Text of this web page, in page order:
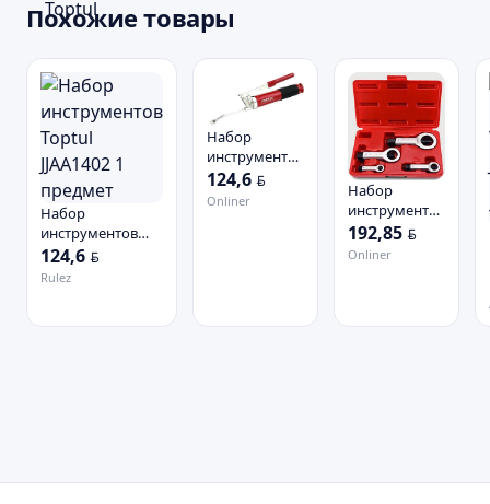
Похожие товары
Набор
инструментов
Toptul JJAA1402 1
предмет
124,6 BYN
Rulez
Набор
инструментов
Toptul
JJAA1402 1
124,6 BYN
Onliner
Набор
инструментов
Toptul
GAAI0402 4
192,85 BYN
Onliner